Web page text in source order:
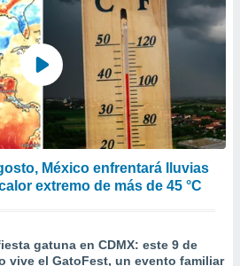
México enfrentará lluvias
extremo de más de 45 °C
gatuna en CDMX: este 9 de
vive el GatoFest, un evento familiar